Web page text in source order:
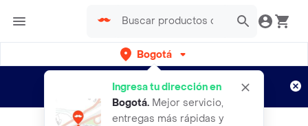
Bogotá
Ingresa tu dirección en
Bogotá. Mejor servicio,
entregas más rápidas y
envíos gratis por semanas
Aplican TyC